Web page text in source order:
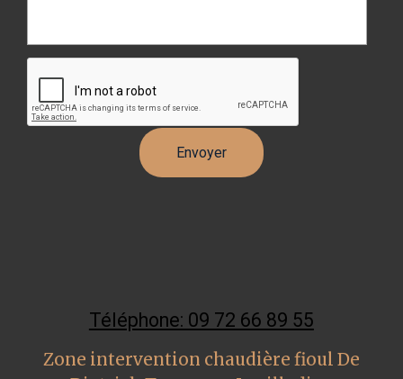
Téléphone: 09 72 66 89 55
Zone intervention chaudière fioul De